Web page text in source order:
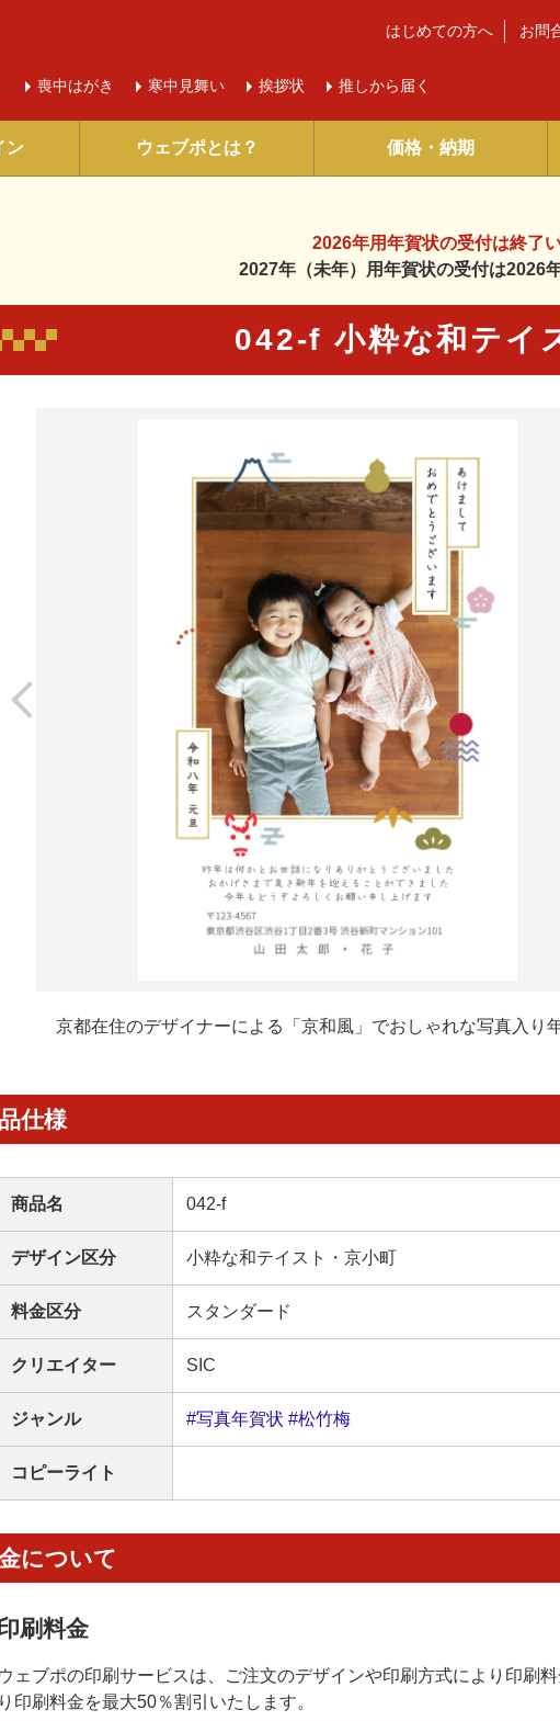
喪中はがき 寒中 見舞い 挨拶状 推しから届く
はじめての方へ お問
ン ウェブポとは？ 価格・納期
2026年用年賀状の受付は終了
2027年（未年）用年賀状の受付は2026
042-f 小粋な和テイ
京都在住のデザイナーによる「京和風」でおしゃれな写真入り
仕様
商品名 042-f
デザイン区分 小粋な和テイスト・京小町
料金区分 スタンダード
クリエイター SIC
ジャンル #写真年賀状 #松竹梅
コピーライト
について
刷料金
ウェブポの印刷サービスは、ご注文のデザインや印刷方式により印刷
り印刷料金を最大50％割引いたします。